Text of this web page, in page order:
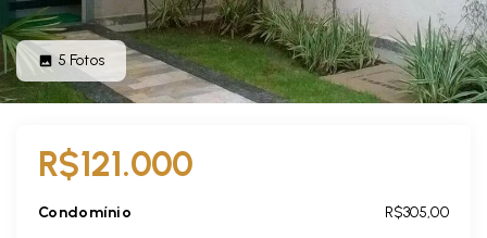
5 Fotos
R$121.000
Condomínio
R$305,00